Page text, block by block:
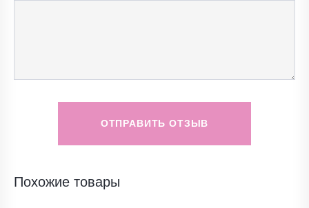
ОТПРАВИТЬ ОТЗЫВ
Похожие товары